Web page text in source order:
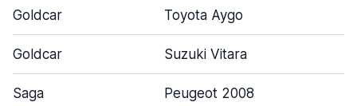
Goldcar Toyota Aygo
Goldcar Suzuki Vitara
Saga Peugeot 2008